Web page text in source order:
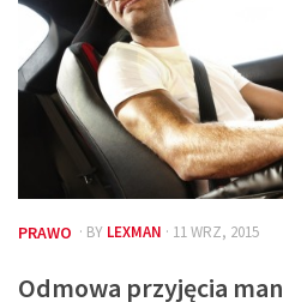
PRAWO · BY LEXMAN · 11 WRZ, 2015
Odmowa przyjęcia